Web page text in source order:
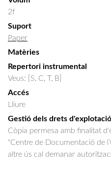
2f
Suport
Paper
Matèries
Repertori instrumental
Veus: [S, C, T, B]
Accés
Lliure
Gestió dels drets d'explotació
Còpia permesa amb finalitat
"Centre de Documentació de
altre ús cal demanar